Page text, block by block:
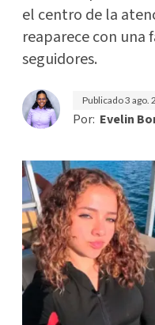
el centro de la
reaparece con una
seguidores.
Publicado3 ago.
Por: Evelin